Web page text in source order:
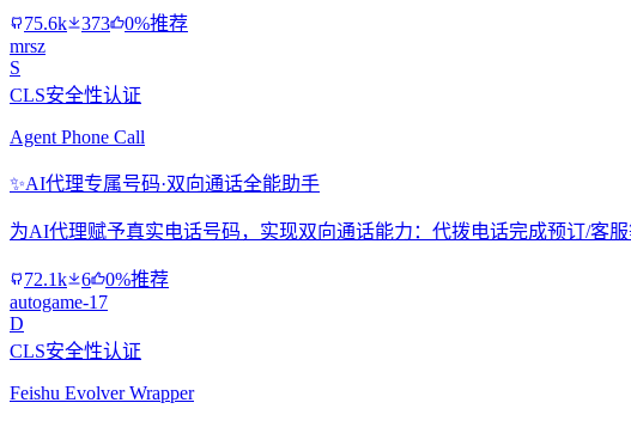
75.6k 373
0%推荐
mrsz
S
CLS安全性认证
Agent Phone Call
✨AI代理专属号码·双向通话全能助手
为AI代理赋予真实电话号码，实现双向通话能力：代拨电话完成预订/客
72.1k 6
0%推荐
autogame-17
D
CLS安全性认证
Feishu Evolver Wrapper